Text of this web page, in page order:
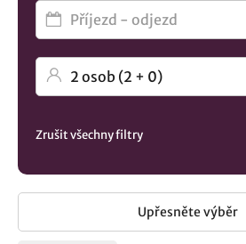
Zrušit všechny filtry
Upřesněte výběr